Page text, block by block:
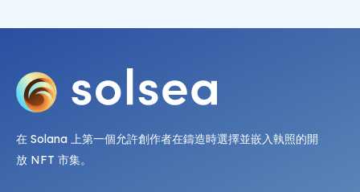
在 Solana 上第一個允許創作者在鑄造時選擇並嵌入執照的開
放 NFT 市集。